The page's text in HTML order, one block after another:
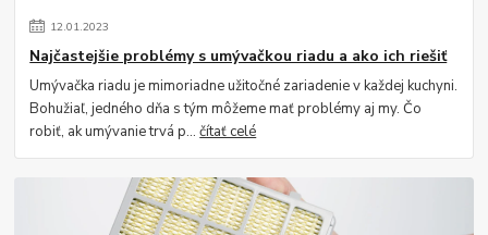
12.01.2023
Najčastejšie problémy s umývačkou riadu a ako ich riešiť
Umývačka riadu je mimoriadne užitočné zariadenie v každej kuchyni.
Bohužiaľ, jedného dňa s tým môžeme mať problémy aj my. Čo
robiť, ak umývanie trvá p...čítať celé